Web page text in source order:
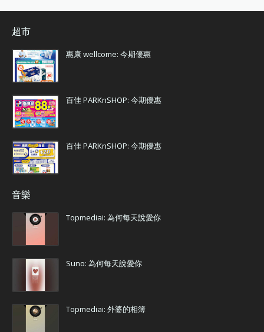
超市
惠康 wellcome: 今期優惠
百佳 PARKnSHOP: 今期優惠
百佳 PARKnSHOP: 今期優惠
音樂
Topmediai: 為何每天說愛你
Suno: 為何每天說愛你
Topmediai: 外婆的相簿